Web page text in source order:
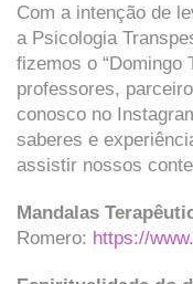
Com a intenção de
a Psicologia
fizemos o “Domingo
professores,
conosco no
saberes e
assistir nossos
Mandalas
Romero: https://